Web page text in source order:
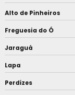
Alto de Pinheiros
Freguesia do Ó
Jaraguá
Lapa
Perdizes